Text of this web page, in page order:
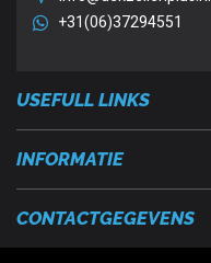
+31(06)37294551
USEFULL LINKS
INFORMATIE
CONTACTGEGEVENS